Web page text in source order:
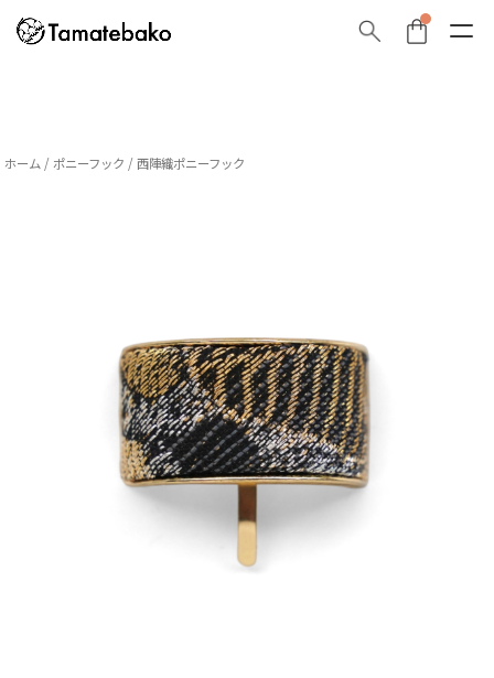
ホーム /ポニーフック / 西陣織ポニーフック